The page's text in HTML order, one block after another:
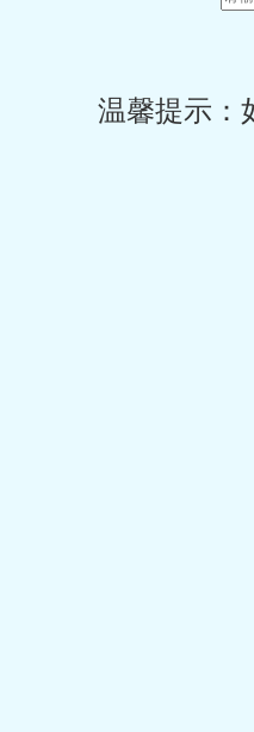
温馨提示：